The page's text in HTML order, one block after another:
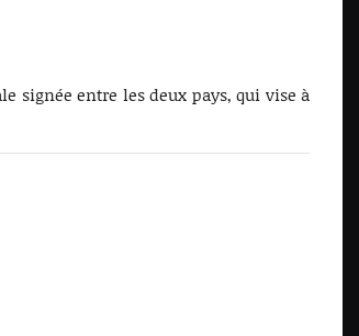
signée entre les deux pays, qui vise à